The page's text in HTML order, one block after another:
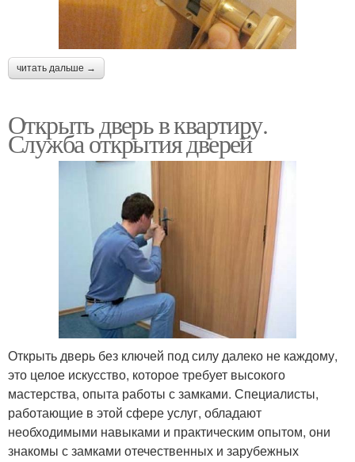
читать дальше →
Открыть дверь в квартиру.
Служба открытия дверей
Открыть дверь без ключей под силу далеко не каждому,
это целое искусство, которое требует высокого
мастерства, опыта работы с замками. Специалисты,
работающие в этой сфере услуг, обладают
необходимыми навыками и практическим опытом, они
знакомы с замками отечественных и зарубежных